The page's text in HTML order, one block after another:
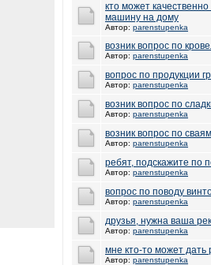
кто может
машину на дому
Автор: parenstupenka
возник вопрос по
Автор: parenstupenka
вопрос по продукции
Автор: parenstupenka
возник вопрос по
Автор: parenstupenka
возник вопрос по сваям
Автор: parenstupenka
ребят, подскажите по
Автор: parenstupenka
вопрос по поводу
Автор: parenstupenka
друзья, нужна ваша
Автор: parenstupenka
мне кто-то может
Автор: parenstupenka